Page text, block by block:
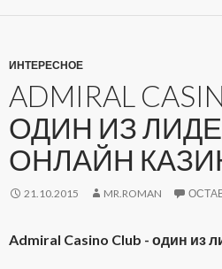
ИНТЕРЕСНОЕ
ADMIRAL
ОДИН ИЗ
ОНЛАЙН
21.10.2015 MR.ROMAN
Admiral Casino Club - один из